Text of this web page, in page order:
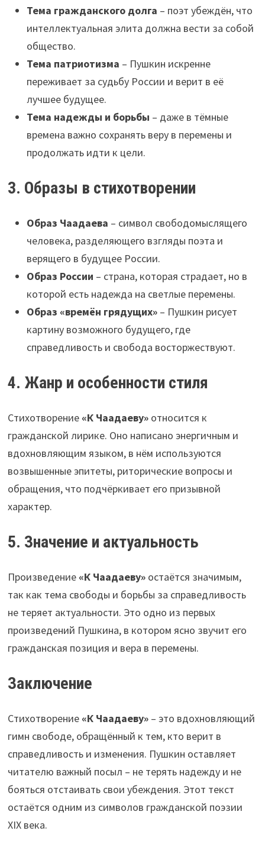
Тема гражданского долга – поэт убеждён, что
интеллектуальная элита должна вести за собой
общество.
Тема патриотизма – Пушкин искренне
переживает за судьбу России и верит в её
лучшее будущее.
Тема надежды и борьбы – даже в тёмные
времена важно сохранять веру в перемены и
продолжать идти к цели.
3. Образы в стихотворении
Образ Чаадаева – символ свободомыслящего
человека, разделяющего взгляды поэта и
верящего в будущее России.
Образ России – страна, которая страдает, но в
которой есть надежда на светлые перемены.
Образ «времён грядущих»– Пушкин рисует
картину возможного будущего, где
справедливость и свобода восторжествуют.
4. Жанр и особенности стиля
Стихотворение «К Чаадаеву»относится к
гражданской лирике. Оно написано энергичным и
вдохновляющим языком, в нём используются
возвышенные эпитеты, риторические вопросы и
обращения, что подчёркивает его призывной
характер.
5. Значение и актуальность
Произведение «К Чаадаеву»остаётся значимым,
так как тема свободы и борьбы за справедливость
не теряет актуальности. Это одно из первых
произведений Пушкина, в котором ясно звучит его
гражданская позиция и вера в перемены.
Заключение
Стихотворение «К Чаадаеву»– это вдохновляющий
гимн свободе, обращённый к тем, кто верит в
справедливость и изменения. Пушкин оставляет
читателю важный посыл – не терять надежду и не
бояться отстаивать свои убеждения. Этот текст
остаётся одним из символов гражданской поэзии
XIX века.